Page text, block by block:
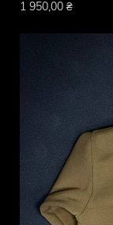
1 950,00 ₴